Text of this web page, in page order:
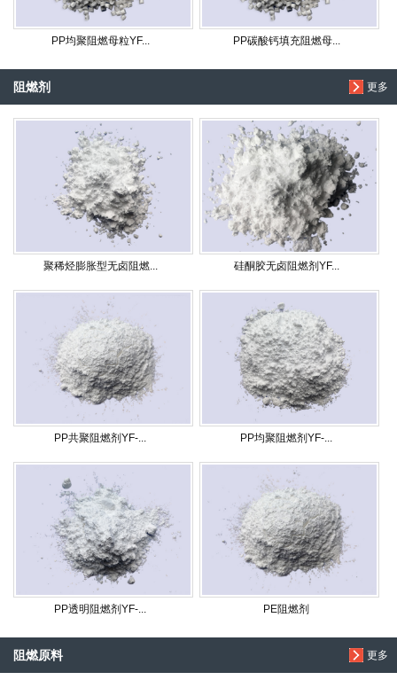
PP均聚阻燃母粒YF... PP碳酸钙填充阻燃母...
更多
阻燃剂
聚稀烃膨胀型无卤阻燃... 硅酮胶无卤阻燃剂YF...
PP共聚阻燃剂YF-... PP均聚阻燃剂YF-...
PP透明阻燃剂YF-... PE阻燃剂
更多
阻燃原料